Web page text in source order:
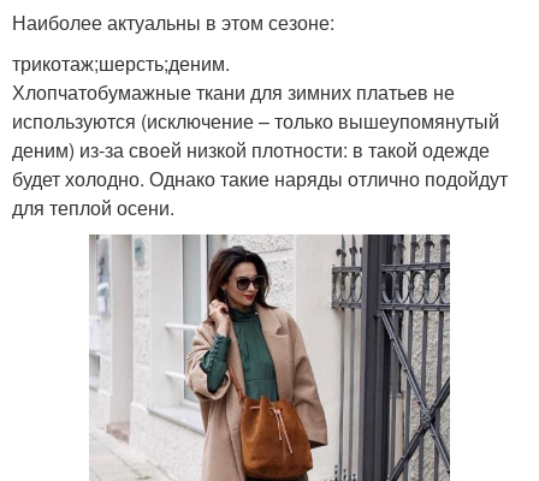
Наиболее актуальны в этом сезоне:
трикотаж;шерсть;деним.
Хлопчатобумажные ткани для зимних платьев не
используются (исключение – только вышеупомянутый
деним) из-за своей низкой плотности: в такой одежде
будет холодно. Однако такие наряды отлично подойдут
для теплой осени.